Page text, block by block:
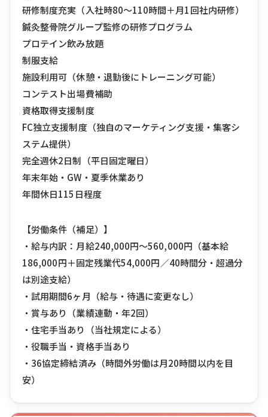
研修制度充実（入社時80〜110時間＋月1回社内研修）
鍼灸整骨院グループ監修の研修プログラム
プロテイン飲み放題
制服支給
施設利用可（休憩・退勤後にトレーニング可能）
コンテスト出場費補助
資格取得支援制度
FC独立支援制度（独自のマーケティング支援・集客シ
ステム提供）
完全週休2日制（平日固定曜日）
年末年始・GW・夏季休業あり
年間休日115日程度
【労働条件（補足）】
・給与内訳：月給240,000円〜560,000円（基本給
186,000円＋固定残業代54,000円／40時間分・超過分
は別途支給）
・試用期間6ヶ月（給与・待遇に変更なし）
・賞与あり（業績連動・年2回）
・住宅手当あり（当社規定による）
・役職手当・資格手当あり
・36協定締結済み（時間外労働は月20時間以内を目
安）